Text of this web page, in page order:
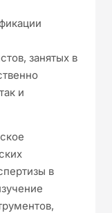
занятых в
и
в